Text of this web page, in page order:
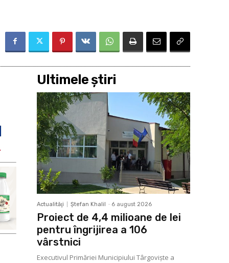
Ultimele ştiri
Actualităţi Ştefan Khalil - 6 august 2026
Proiect de 4,4 milioane de lei
pentru îngrijirea a 106
vârstnici
Executivul Primăriei Municipiului Târgoviște a